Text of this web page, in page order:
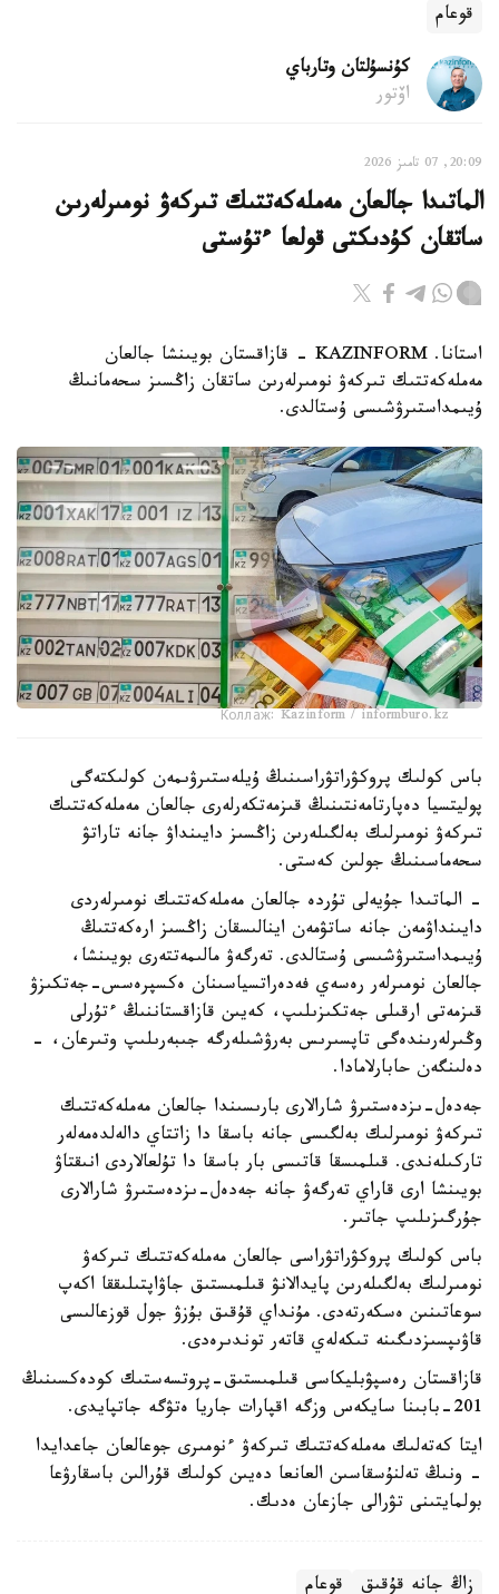
قوعام
كۇنسۇلتان وتارباي
اۆتور
20:09, 07 تامىز 2026
الماتىدا جالعان مەملەكەتتىك تىركەۋ نومىرلەرىن
ساتقان كۇدىكتى قولعا ءتۇستى
استانا. KAZINFORM - قازاقستان بويىنشا جالعان
مەملەكەتتىك تىركەۋ نومىرلەرىن ساتقان زاڭسىز سحەمانىڭ
ۇيىمداستىرۋشىسى ۇستالدى.
Коллаж: Kazinform / informburo.kz
باس كولىك پروكۋراتۋراسىنىڭ ۇيلەستىرۋىمەن كولىكتەگى
پوليتسيا دەپارتامەنتىنىڭ قىزمەتكەرلەرى جالعان مەملەكەتتىك
تىركەۋ نومىرلىك بەلگىلەرىن زاڭسىز دايىنداۋ جانە تاراتۋ
سحەماسىنىڭ جولىن كەستى.
- الماتىدا جۇيەلى تۇردە جالعان مەملەكەتتىك نومىرلەردى
دايىنداۋمەن جانە ساتۋمەن اينالىسقان زاڭسىز ارەكەتتىڭ
ۇيىمداستىرۋشىسى ۇستالدى. تەرگەۋ مالىمەتتەرى بويىنشا،
جالعان نومىرلەر رەسەي فەدەراتسياسىنان ەكسپرەسس-جەتكىزۋ
قىزمەتى ارقىلى جەتكىزىلىپ، كەيىن قازاقستاننىڭ ءتۇرلى
وڭىرلەرىندەگى تاپسىرىس بەرۋشىلەرگە جىبەرىلىپ وتىرعان، -
دەلىنگەن حابارلامادا.
جەدەل-ىزدەستىرۋ شارالارى بارىسىندا جالعان مەملەكەتتىك
تىركەۋ نومىرلىك بەلگىسى جانە باسقا دا زاتتاي دالەلدەمەلەر
تاركىلەندى. قىلمىسقا قاتىسى بار باسقا دا تۇلعالاردى انىقتاۋ
بويىنشا ارى قاراي تەرگەۋ جانە جەدەل-ىزدەستىرۋ شارالارى
جۇرگىزىلىپ جاتىر.
باس كولىك پروكۋراتۋراسى جالعان مەملەكەتتىك تىركەۋ
نومىرلىك بەلگىلەرىن پايدالانۋ قىلمىستىق جاۋاپتىلىققا اكەپ
سوعاتىنىن ەسكەرتەدى. مۇنداي قۇقىق بۇزۋ جول قوزعالىسى
قاۋىپسىزدىگىنە تىكەلەي قاتەر توندىرەدى.
قازاقستان رەسپۋبليكاسى قىلمىستىق-پروتسەستىك كودەكسىنىڭ
201-بابىنا سايكەس وزگە اقپارات جاريا ەتۋگە جاتپايدى.
ايتا كەتەلىك مەملەكەتتىك تىركەۋ ءنومىرى جوعالعان جاعدايدا
- ونىڭ تەلنۇسقاسىن العانعا دەيىن كولىك قۇرالىن باسقارۋعا
بولمايتىنى تۋرالى جازعان ەدىك.
زاڭ جانە قۇقىق قوعام